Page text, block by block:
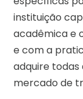
instituição
acadêmica e
e com a
adquire todas
mercado de